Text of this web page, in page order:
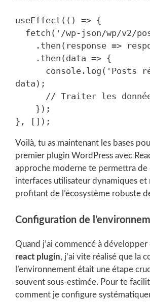
useEffect(() => {
data);
Voilà, tu as maintenant les bases
premier plugin WordPress avec
approche moderne te permettra
interfaces utilisateur dynamiques
profitant de l’écosystème robuste
Configuration de
Quand j’ai commencé à développer
react plugin, j’ai vite réalisé que la
l’environnement était une étape
souvent sous-estimée. Pour te
comment je configure